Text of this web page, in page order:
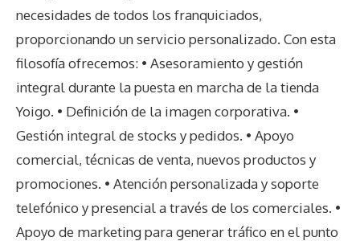
necesidades de todos los franquiciados,
proporcionando un servicio personalizado. Con esta
filosofía ofrecemos: • Asesoramiento y gestión
integral durante la puesta en marcha de la tienda
Yoigo. • Definición de la imagen corporativa. •
Gestión integral de stocks y pedidos. • Apoyo
comercial, técnicas de venta, nuevos productos y
promociones. • Atención personalizada y soporte
telefónico y presencial a través de los comerciales. •
Apoyo de marketing para generar tráfico en el punto